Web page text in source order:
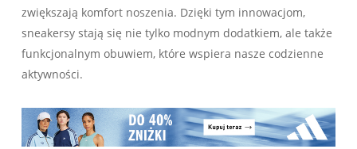
zwiększają komfort noszenia. Dzięki tym innowacjom,
sneakersy stają się nie tylko modnym dodatkiem, ale także
funkcjonalnym obuwiem, które wspiera nasze codzienne
aktywności.